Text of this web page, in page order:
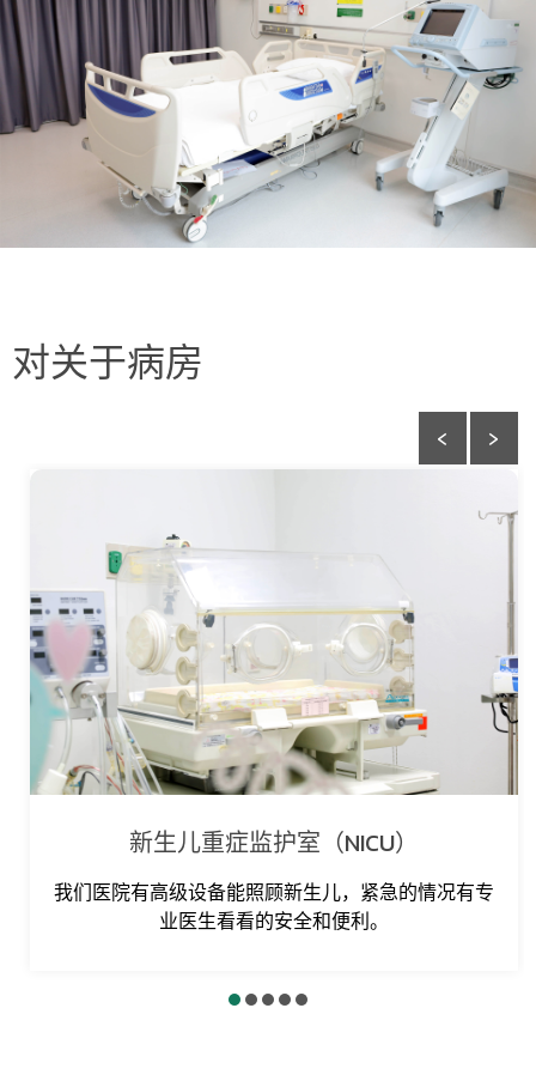
对关于病房
新生儿重症监护室（NICU）
我们医院有高级设备能照顾新生儿，紧急的情况有专
业医生看看的安全和便利。
‹ ›